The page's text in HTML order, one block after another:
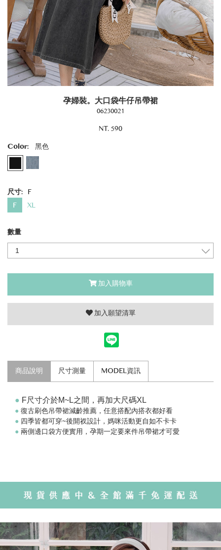
孕婦裝。大口袋牛仔吊帶裙
06230021
NT. 590
Color:
黑色
尺寸: F
F
XL
數量
加入購物車
加入願望清單
商品說明 尺寸測量 MODEL資訊
● F尺寸介於M~L之間，再加大尺碼XL
● 復古刷色吊帶裙減齡推薦，任意搭配內搭衣都好看
● 四季皆都可穿~後開衩設計，媽咪活動更自如不卡卡
● 兩側邊口袋方便實用，孕期一定要來件吊帶裙才可愛